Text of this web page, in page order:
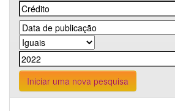
Iniciar uma nova pesquisa